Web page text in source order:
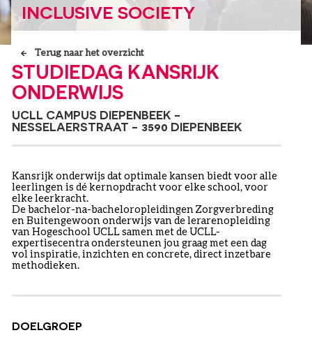
INCLUSIVE SOCIETY
Terug naar het overzicht
STUDIEDAG KANSRIJK
ONDERWIJS
UCLL CAMPUS DIEPENBEEK -
NESSELAERSTRAAT - 3590 DIEPENBEEK
Kansrijk onderwijs dat optimale kansen biedt voor alle
leerlingen is dé kernopdracht voor elke school, voor
elke leerkracht.
De bachelor-na-bacheloropleidingen Zorgverbreding
en Buitengewoon onderwijs van de lerarenopleiding
van Hogeschool UCLL samen met de UCLL-
expertisecentra ondersteunen jou graag met een dag
vol inspiratie, inzichten en concrete, direct inzetbare
methodieken.
DOELGROEP